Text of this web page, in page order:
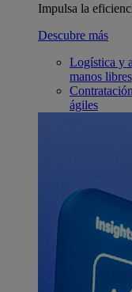
Impulsa la
Descubre más
Logística y
manos libres
ágiles